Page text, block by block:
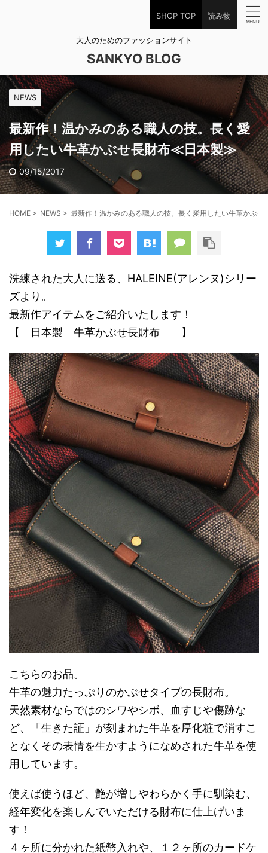
SHOP TOP 読み物
大人のためのファッションサイト
SANKYO BLOG
NEWS
最新作！温かみのある職人の技。長く愛
用したい牛革かぶせ長財布≪日本製≫
09/15/2017
HOME > NEWS > 最新作！温かみのある職人の技。長く愛用したい牛革かぶ
洗練された大人に送る、HALEINE(アレンヌ)シリー
ズより。
最新作アイテムをご紹介いたします！
【 日本製 牛革かぶせ長財布 】
こちらのお品。
牛革の魅力たっぷりのかぶせタイプの長財布。
天然素材ならではのシワやシボ、血すじや傷跡な
ど、「生きた証」が刻まれた牛革を厚化粧で消すこ
となくその表情を生かすようになめされた牛革を使
用しています。
使えば使うほど、艶が増しやわらかく手に馴染む、
経年変化を楽しんでいただける財布に仕上げいま
す！
４ヶ所に分かれた紙幣入れや、１２ヶ所のカードケ